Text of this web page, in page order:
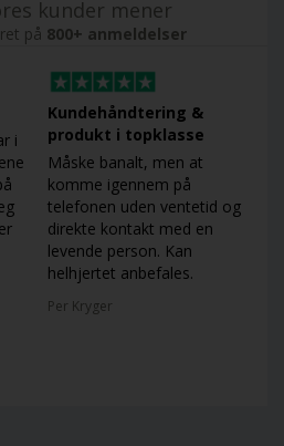
kunder mener
på 800+ anmeldelser
i
Kundehåndtering &
produkt i topklasse
Måske banalt, men at
komme igennem på
telefonen uden ventetid og
direkte kontakt med en
levende person. Kan
helhjertet anbefales.
Per Kryger